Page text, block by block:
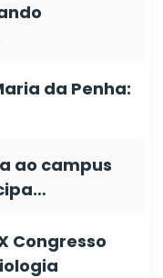
da Penha:
ao campus
Congresso